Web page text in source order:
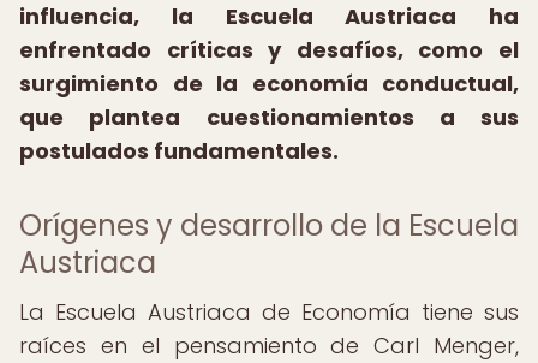
influencia, la Escuela Austriaca ha
enfrentado críticas y desafíos, como el
surgimiento de la economía conductual,
que plantea cuestionamientos a sus
postulados fundamentales.
Orígenes y desarrollo de la Escuela
Austriaca
La Escuela Austriaca de Economía tiene sus
raíces en el pensamiento de Carl Menger,